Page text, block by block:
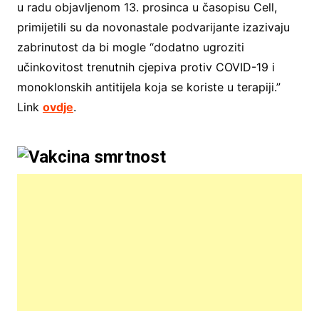
u radu objavljenom 13. prosinca u časopisu Cell,
primijetili su da novonastale podvarijante izazivaju
zabrinutost da bi mogle “dodatno ugroziti
učinkovitost trenutnih cjepiva protiv COVID-19 i
monoklonskih antitijela koja se koriste u terapiji.”
Link ovdje.